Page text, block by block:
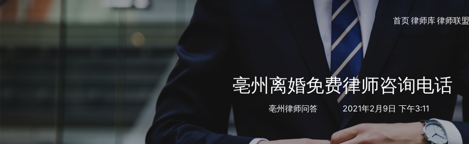
首页律师库律师联盟
亳州离婚免费律师咨询电话
亳州律师问答 2021年2月9日 下午3:11